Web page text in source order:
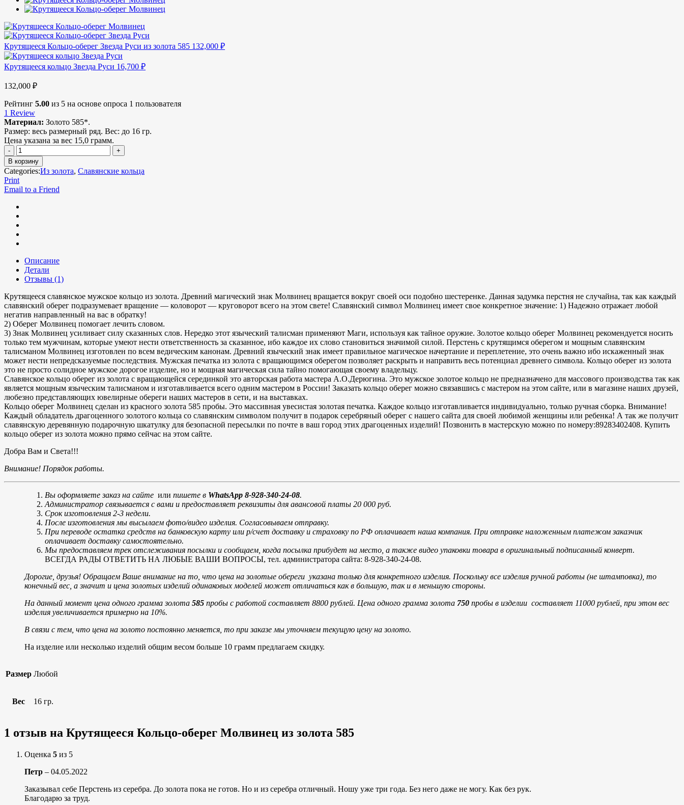
Крутящееся Кольцо-оберег Звезда Руси из золота 585 132,000 ₽
Крутящееся кольцо Звезда Руси 16,700 ₽
132,000 ₽
Рейтинг 5.00 из 5 на основе опроса 1 пользователя
1 Review
Материал: Золото 585*.
Размер: весь размерный ряд. Вес: до 16 гр.
Цена указана за вес 15,0 грамм.
В корзину
Categories:Из золота, Славянские кольца
Print
Email to a Friend
Описание
Детали
Отзывы (1)
Крутящееся славянское мужское кольцо из золота. Древний магический знак Молвинец вращается вокруг своей оси подобно шестеренке. Данная задумка перстня не случайна, так как каждый
славянский оберег подразумевает вращение — коловорот — круговорот всего на этом свете! Славянский символ Молвинец имеет свое конкретное значение: 1) Надежно отражает любой
негатив направленный на вас в обратку!
2) Оберег Молвинец помогает лечить словом.
3) Знак Молвинец усиливает силу сказанных слов. Нередко этот языческий талисман применяют Маги, используя как тайное оружие. Золотое кольцо оберег Молвинец рекомендуется носить
только тем мужчинам, которые умеют нести ответственность за сказанное, ибо каждое их слово становиться значимой силой. Перстень с крутящимся оберегом и мощным славянским
талисманом Молвинец изготовлен по всем ведическим канонам. Древний языческий знак имеет правильное магическое начертание и переплетение, это очень важно ибо искаженный знак
может нести непредсказуемые последствия. Мужская печатка из золота с вращающимся оберегом позволяет раскрыть и направить весь потенциал древнего символа. Кольцо оберег из золота
это не просто солидное мужское дорогое изделие, но и мощная магическая сила тайно помогающая своему владельцу.
Славянское кольцо оберег из золота с вращающейся серединкой это авторская работа мастера А.О.Дерюгина. Это мужское золотое кольцо не предназначено для массового производства так как
является мощным языческим талисманом и изготавливается всего одним мастером в России! Заказать кольцо оберег можно связавшись с мастером на этом сайте, или в магазине наших друзей,
любезно представляющих ювелирные обереги наших мастеров в сети, и на выставках.
Кольцо оберег Молвинец сделан из красного золота 585 пробы. Это массивная увесистая золотая печатка. Каждое кольцо изготавливается индивидуально, только ручная сборка. Внимание!
Каждый обладатель драгоценного золотого кольца со славянским символом получит в подарок серебряный оберег с нашего сайта для своей любимой женщины или ребенка! А так же получит
славянскую деревянную подарочную шкатулку для безопасной пересылки по почте в ваш город этих драгоценных изделий! Позвонить в мастерскую можно по номеру:89283402408. Купить
кольцо оберег из золота можно прямо сейчас на этом сайте.
Добра Вам и Света!!!
Внимание! Порядок работы.
Вы оформляете заказ на сайте или пишете в WhatsApp 8-928-340-24-08.
Администратор связывается с вами и предоставляет реквизиты для авансовой платы 20 000 руб.
Срок изготовления 2-3 недели.
После изготовления мы высылаем фото/видео изделия. Согласовываем отправку.
При переводе остатка средств на банковскую карту или р/счет доставку и страховку по РФ оплачивает наша компания. При отправке наложенным платежом заказчик
оплачивает доставку самостоятельно.
Мы предоставляем трек отслеживания посылки и сообщаем, когда посылка прибудет на место, а также видео упаковки товара в оригинальный подписанный конверт.
ВСЕГДА РАДЫ ОТВЕТИТЬ НА ЛЮБЫЕ ВАШИ ВОПРОСЫ, тел. администратора сайта: 8-928-340-24-08.
Дорогие, друзья! Обращаем Ваше внимание на то, что цена на золотые обереги указана только для конкретного изделия. Поскольку все изделия ручной работы (не штамповка), то
конечный вес, а значит и цена золотых изделий одинаковых моделей может отличаться как в большую, так и в меньшую стороны.
На данный момент цена одного грамма золота 585 пробы с работой составляет 8800 рублей. Цена одного грамма золота 750 пробы в изделии составляет 11000 рублей, при этом вес
изделия увеличивается примерно на 10%.
В связи с тем, что цена на золото постоянно меняется, то при заказе мы уточняем текущую цену на золото.
На изделие или несколько изделий общим весом больше 10 грамм предлагаем скидку.
Размер Любой
Вес 16 гр.
1 отзыв на Крутящееся Кольцо-оберег Молвинец из золота 585
Оценка 5 из 5
Петр – 04.05.2022
Заказывал себе Перстень из серебра. До золота пока не готов. Но и из серебра отличный. Ношу уже три года. Без него даже не могу. Как без рук.
Благодарю за труд.